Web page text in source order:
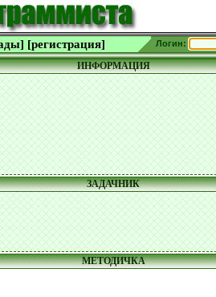
[регистрация] Логин:
ИНФОРМАЦИЯ
ЗАДАЧНИК
МЕТОДИЧКА